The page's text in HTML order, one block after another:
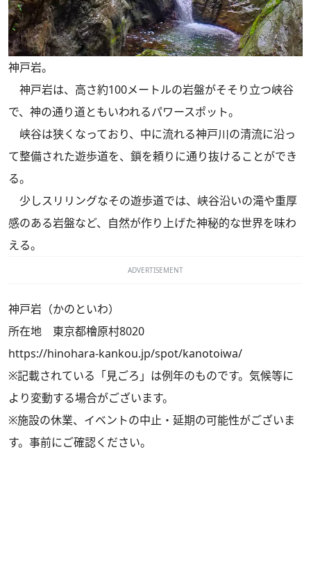
神戸岩。
神戸岩は、高さ約100メートルの岩盤がそそり立つ峡谷
で、神の通り道ともいわれるパワースポット。
峡谷は狭くなっており、中に流れる神戸川の清流に沿っ
て整備された遊歩道を、鎖を頼りに通り抜けることができ
る。
少しスリリングなその遊歩道では、峡谷沿いの滝や重厚
感のある岩盤など、自然が作り上げた神秘的な世界を味わ
える。
ADVERTISEMENT
神戸岩（かのといわ）
所在地 東京都檜原村8020
https://hinohara-kankou.jp/spot/kanotoiwa/
※記載されている「見ごろ」は例年のものです。気候等に
より変動する場合がございます。
※施設の休業、イベントの中止・延期の可能性がございま
す。事前にご確認ください。